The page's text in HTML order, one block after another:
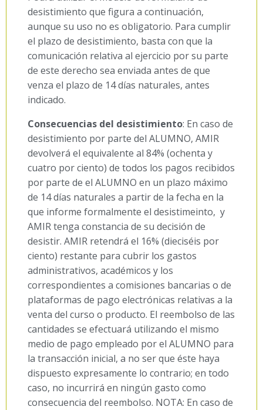
desistimiento que figura a continuación,
aunque su uso no es obligatorio. Para cumplir
el plazo de desistimiento, basta con que la
comunicación relativa al ejercicio por su parte
de este derecho sea enviada antes de que
venza el plazo de 14 días naturales, antes
indicado.
Consecuencias del desistimiento: En caso de
desistimiento por parte del ALUMNO, AMIR
devolverá el equivalente al 84% (ochenta y
cuatro por ciento) de todos los pagos recibidos
por parte de el ALUMNO en un plazo máximo
de 14 días naturales a partir de la fecha en la
que informe formalmente el desistimeinto, y
AMIR tenga constancia de su decisión de
desistir. AMIR retendrá el 16% (dieciséis por
ciento) restante para cubrir los gastos
administrativos, académicos y los
correspondientes a comisiones bancarias o de
plataformas de pago electrónicas relativas a la
venta del curso o producto. El reembolso de las
cantidades se efectuará utilizando el mismo
medio de pago empleado por el ALUMNO para
la transacción inicial, a no ser que éste haya
dispuesto expresamente lo contrario; en todo
caso, no incurrirá en ningún gasto como
consecuencia del reembolso. NOTA: En caso de